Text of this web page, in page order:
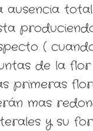
ausencia
(
de la flor
primeras
mas
y su